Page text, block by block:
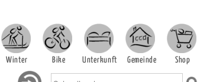
Winter Bike Unterkunft Gemeinde Shop